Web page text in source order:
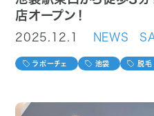
店オープン！
2025.12.1 NEWS
ラポーチェ 池袋 脱毛